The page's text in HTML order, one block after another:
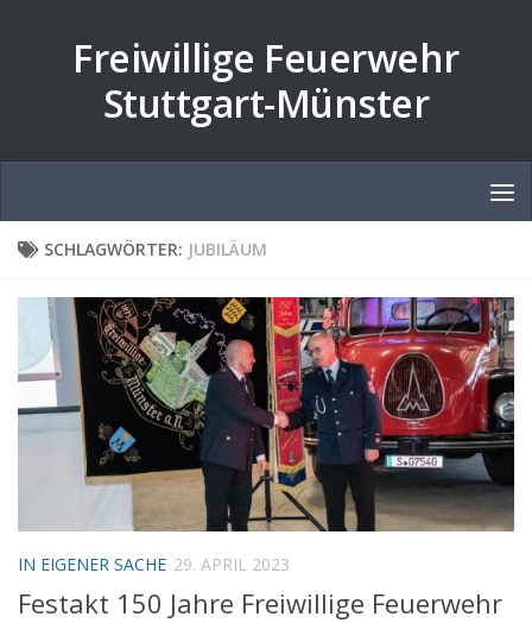
Freiwillige Feuerwehr
Stuttgart-Münster
SCHLAGWÖRTER: JUBILÄUM
IN EIGENER SACHE 29. APRIL 2023
Festakt 150 Jahre Freiwillige Feuerwehr